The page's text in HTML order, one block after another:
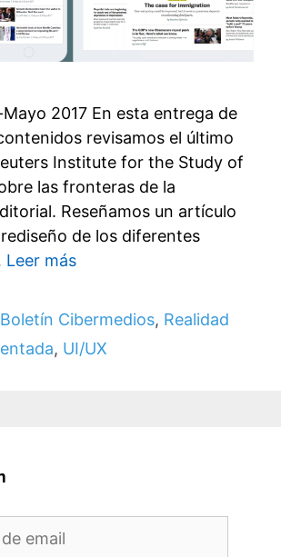
2017 En esta entrega de
revisamos el último
Institute for the Study of
las fronteras de la
Reseñamos un artículo
de los diferentes
Leer más
Boletín Cibermedios, Realidad
, UI/UX